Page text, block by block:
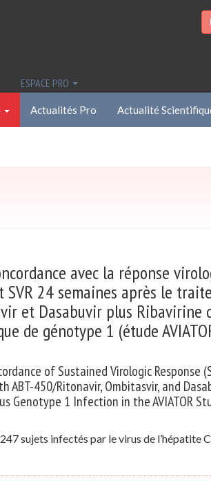
ESPACE PRO
Actualités Pro Actualité
avec la réponse
SVR 24 semaines après le
et Dasabuvir plus Ribavirine
de génotype 1 (étude
of Sustained Virologic Response
ABT-450/Ritonavir, Ombitasvir, and
Genotype 1 Infection in the AVIATOR
sujets infectés par le virus de l’hépatite